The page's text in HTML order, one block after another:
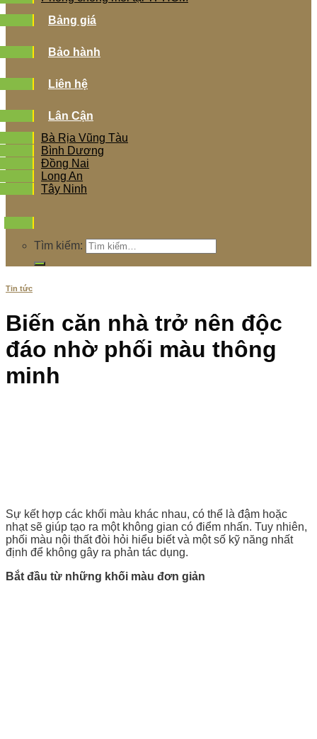
Bảng giá
Bảo hành
Liên hệ
Lân Cận
Bà Rịa Vũng Tàu
Bình Dương
Đồng Nai
Long An
Tây Ninh
Tìm kiếm:
Tin tức
Biến căn nhà trở nên độc
đáo nhờ phối màu thông
minh
Sự kết hợp các khối màu khác nhau, có thể là đậm hoặc
nhạt sẽ giúp tạo ra một không gian có điểm nhấn. Tuy nhiên,
phối màu nội thất đòi hỏi hiểu biết và một số kỹ năng nhất
định để không gây ra phản tác dụng.
Bắt đầu từ những khối màu đơn giản